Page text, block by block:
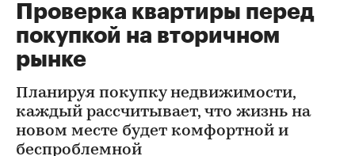
Проверка квартиры перед
покупкой на вторичном
рынке
Планируя покупку недвижимости,
каждый рассчитывает, что жизнь на
новом месте будет комфортной и
беспроблемной